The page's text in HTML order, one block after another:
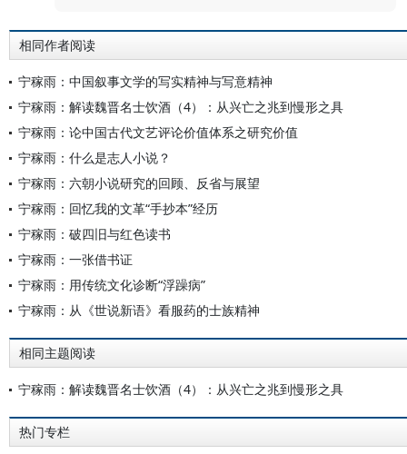
相同作者阅读
宁稼雨：中国叙事文学的写实精神与写意精神
宁稼雨：解读魏晋名士饮酒（4）：从兴亡之兆到慢形之具
宁稼雨：论中国古代文艺评论价值体系之研究价值
宁稼雨：什么是志人小说？
宁稼雨：六朝小说研究的回顾、反省与展望
宁稼雨：回忆我的文革“手抄本”经历
宁稼雨：破四旧与红色读书
宁稼雨：一张借书证
宁稼雨：用传统文化诊断“浮躁病”
宁稼雨：从《世说新语》看服药的士族精神
相同主题阅读
宁稼雨：解读魏晋名士饮酒（4）：从兴亡之兆到慢形之具
热门专栏